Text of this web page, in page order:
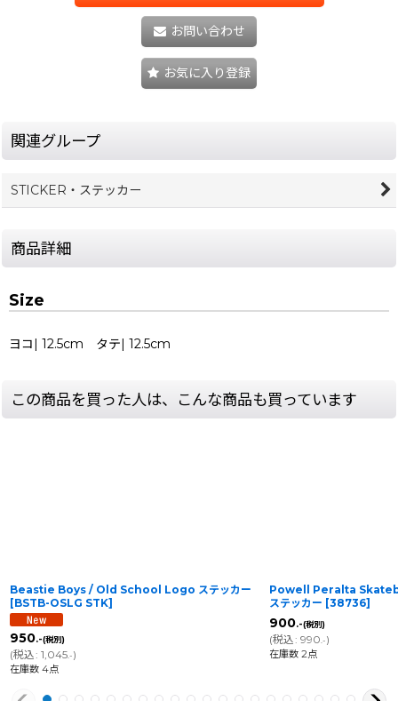
お問い合わせ
お気に入り登録
関連グループ
STICKER・ステッカー
商品詳細
Size
ヨコ| 12.5cm タテ| 12.5cm
この商品を買った人は、こんな商品も買っています
Beastie Boys / Old School Logo ステッカー
[BSTB-OSLG STK]
950.-(税別)
(税込: 1,045.-)
在庫数 4点
Powell Peralta
ステッカー [38736]
900.-(税別)
(税込: 990 .-)
在庫数 2点